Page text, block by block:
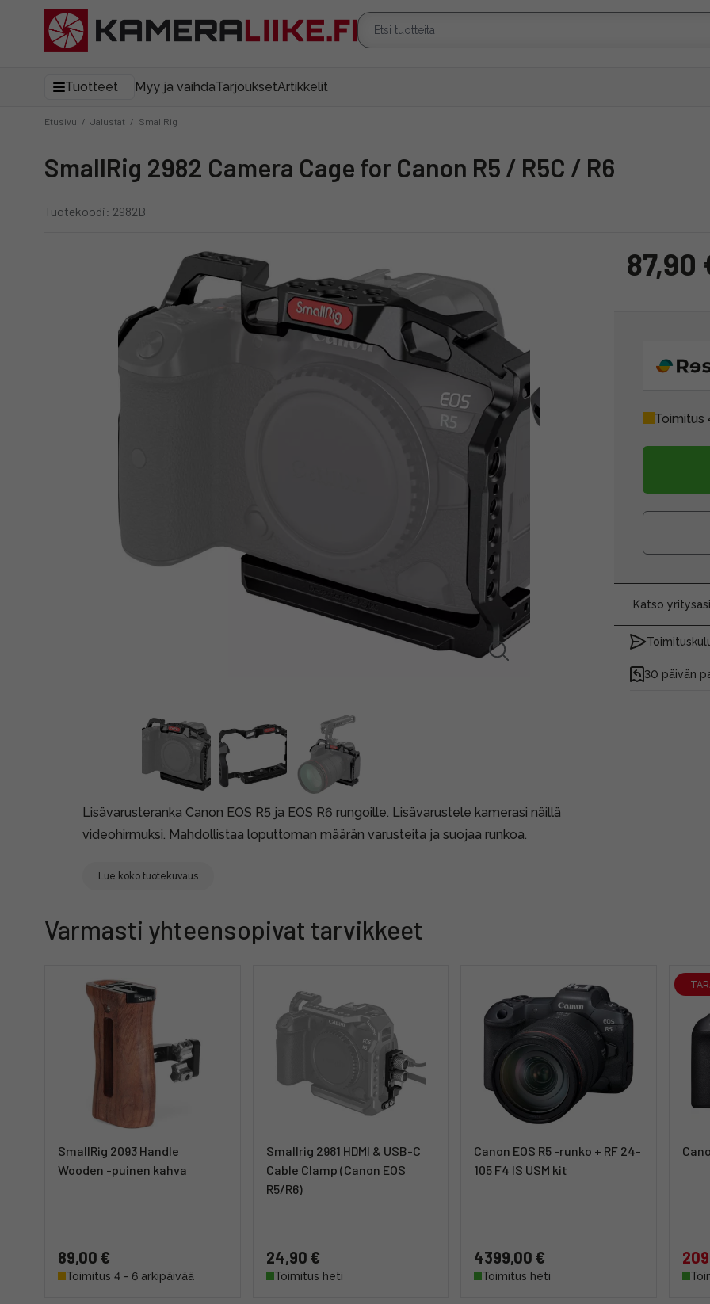
Tuotteet Myy ja vaihdaTarjouksetArtikkelit
Etusivu / Jalustat / SmallRig
SmallRig 2982 Camera Cage for Canon R5 / R5C / R6
Tuotekoodi: 2982B
Lisävarusteranka Canon EOS R5 ja EOS R6 rungoille. Lisävarustele kamerasi näillä
videohirmuksi. Mahdollistaa loputtoman määrän varusteita ja suojaa runkoa.
Lue koko tuotekuvaus
87,90
Toimitus
Katso
30 päivän
Varmasti yhteensopivat tarvikkeet
SmallRig 2093 Handle
Wooden -puinen kahva
89,00 €
Toimitus 4 - 6 arkipäivää
Smallrig 2981 HDMI & USB-C
Cable Clamp (Canon EOS
R5/R6)
24,90 €
Toimitus heti
Canon EOS R5 -runko + RF 24-
105 F4 IS USM kit
4399,00 €
Toimitus heti